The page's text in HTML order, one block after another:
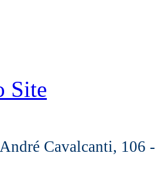
Site
Cavalcanti, 106